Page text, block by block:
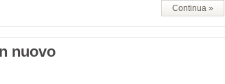
Continua »
nuovo